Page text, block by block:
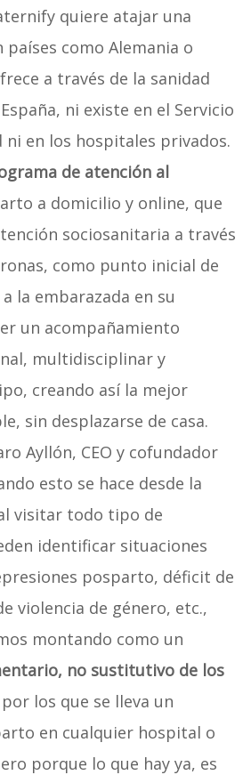
quiere atajar una
países como Alemania o
a través de la sanidad
ni existe en el Servicio
ni en los hospitales privados.
de atención al
a domicilio y online, que
sociosanitaria a través
como punto inicial de
la embarazada en su
un acompañamiento
multidisciplinar y
creando así la mejor
sin desplazarse de casa.
Ayllón, CEO y cofundador
esto se hace desde la
visitar todo tipo de
identificar situaciones
posparto, déficit de
violencia de género, etc.,
montando como un
no sustitutivo de los
los que se lleva un
en cualquier hospital o
porque lo que hay ya, es